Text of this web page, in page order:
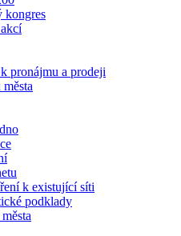
kongres
pronájmu a prodeji
k existující síti
podklady